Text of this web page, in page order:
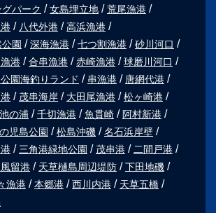
パーク
女島埋立地
荒尾漁港
八代外港
高浜漁港
園
深海漁港 七つ割漁港
砂川河口
港 合串漁港 赤崎漁港
球磨川河口
園海釣りランド 串漁港
唐網代港
茂串海岸 大田尾漁港
松ヶ崎港
池の浦 千切漁港 魚貫崎
阿村新港
児島公園 松島沖磯
名石浜岸壁
三角港緑地公園 茂串港
二間戸港
留港 天草樋島周辺堤防
下田地磯
漁港 本郷港 西川内港
天草五橋